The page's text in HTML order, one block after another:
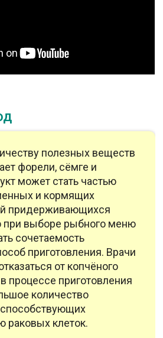
полезных веществ
форели, сёмге и
может стать частью
и кормящих
придерживающихся
при выборе рыбного меню
сочетаемость
приготовления. Врачи
от копчёного
в процессе приготовления
количество
способствующих
раковых клеток.